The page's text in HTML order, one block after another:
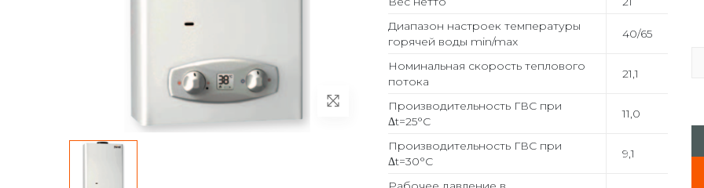
Диапазон настроек температуры
горячей воды min/max
40/65
Номинальная скорость теплового
потока
21,1
Производительность ГВС при
Δt=25°C
11,0
Производительность ГВС при
Δt=30°C
9,1